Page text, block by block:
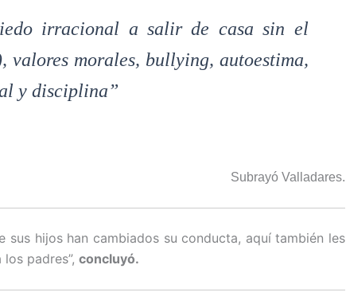
irracional a salir de casa sin el
valores morales, bullying, autoestima,
y disciplina”
Subrayó Valladares.
sus hijos han cambiados su conducta, aquí también les
padres”, concluyó.